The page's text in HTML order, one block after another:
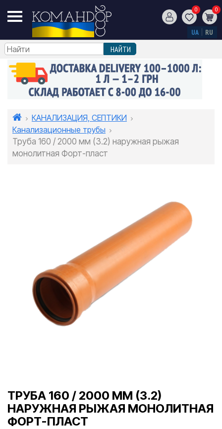
0 0
UA RU
КАНАЛИЗАЦИЯ, СЕПТИКИ
Канализационные трубы
Труба 160 / 2000 мм (3.2) наружная рыжая
монолитная Форт-пласт
ТРУБА 160 / 2000 ММ (3.2)
НАРУЖНАЯ РЫЖАЯ МОНОЛИТНАЯ
ФОРТ-ПЛАСТ